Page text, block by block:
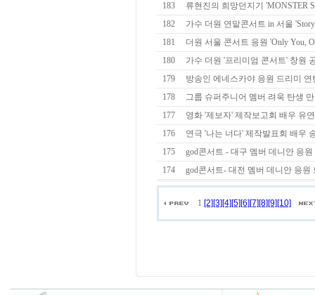
183
류현진의 희망던지기 'MONSTER
182
가수 더원 연맡콘서트 in 서울
181
더원 서울 콘서트 응원 'Only You,
180
가수 더원 '프리미엄 콘서트' 창원
179
방송인 에네스카야 응원 드리미 연
178
그룹 슈퍼주니어 멤버 려욱 탄생
177
영화 '제보자' 제작보고회 배우 유
176
연극 '나는 너다' 제작발표회 배우
175
god콘서트 - 대구 멤버 데니안 응
174
god콘서트- 대전 멤버 데니안 응원
1 [2][3][4][5][6][7][8][9][10]